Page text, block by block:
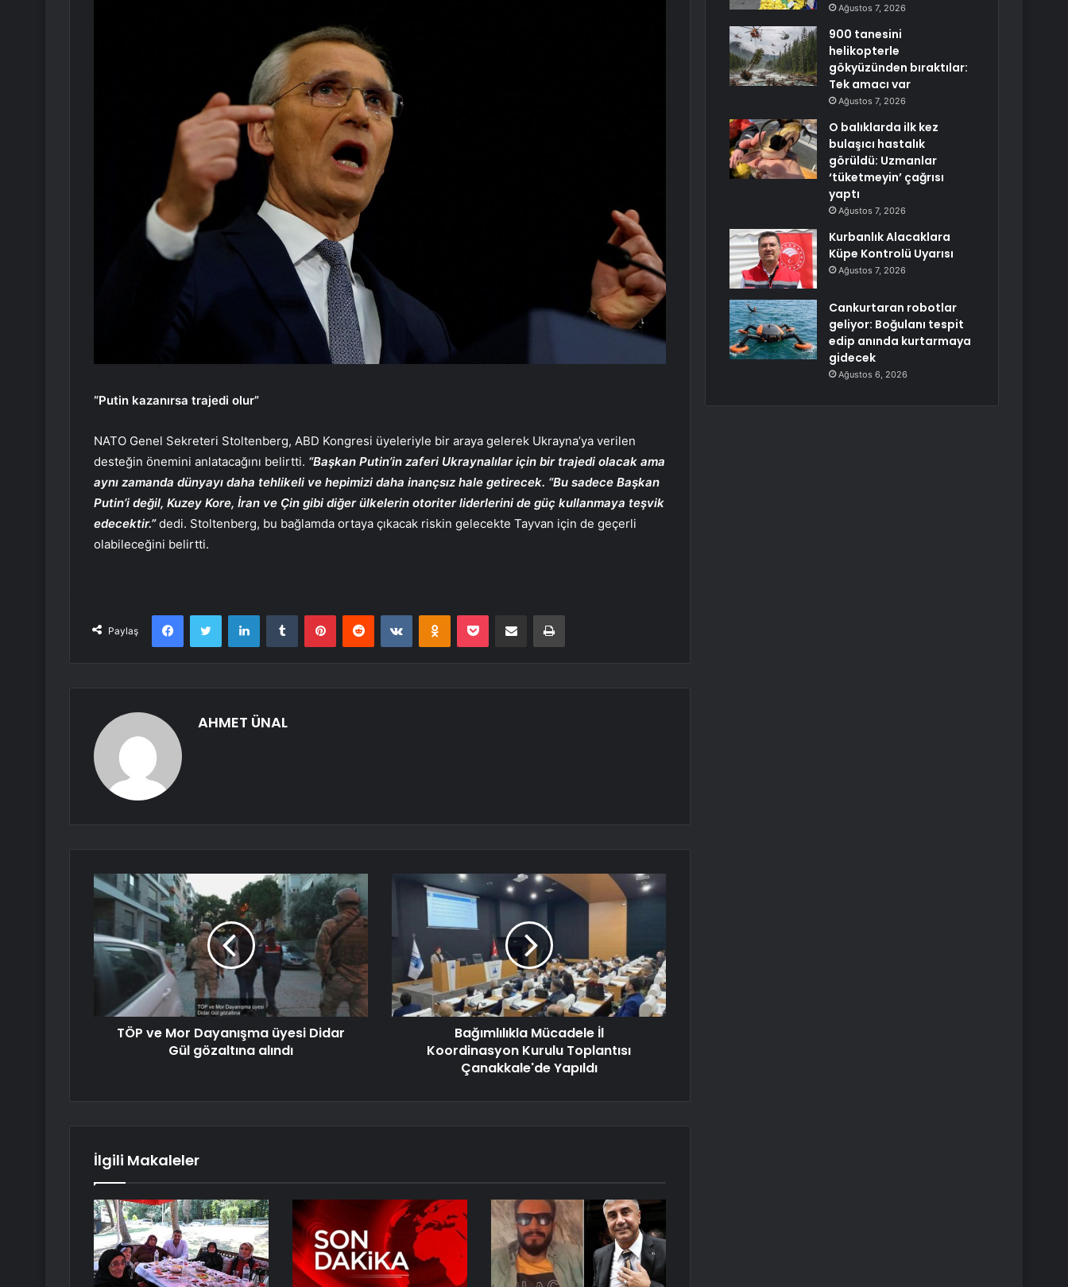
“Putin kazanırsa trajedi olur”
NATO Genel Sekreteri Stoltenberg, ABD Kongresi üyeleriyle bir araya gelerek Ukrayna’ya verilen
desteğin önemini anlatacağını belirtti. “Başkan Putin’in zaferi Ukraynalılar için bir trajedi olacak ama
aynı zamanda dünyayı daha tehlikeli ve hepimizi daha inançsız hale getirecek. “Bu sadece Başkan
Putin’i değil, Kuzey Kore, İran ve Çin gibi diğer ülkelerin otoriter liderlerini de güç kullanmaya teşvik
edecektir.”dedi. Stoltenberg, bu bağlamda ortaya çıkacak riskin gelecekte Tayvan için de geçerli
olabileceğini belirtti.
Paylaş
FacebookTwitter LinkedInTumblr PinterestReddit VKontakteOdnoklassniki
Pocket E-Posta ile paylaş Yazdır
AHMET ÜNAL
TÖP ve Mor Dayanışma üyesi Didar
Gül gözaltına alındı
Bağımlılıkla Mücadele İl
Koordinasyon Kurulu Toplantısı
Çanakkale'de Yapıldı
İlgili Makaleler
Ağustos 7, 2026
900 tanesini
helikopterle
gökyüzünden bıraktılar:
Tek amacı var
Ağustos 7, 2026
O balıklarda ilk kez
bulaşıcı hastalık
görüldü: Uzmanlar
‘tüketmeyin’ çağrısı
yaptı
Ağustos 7, 2026
Kurbanlık Alacaklara
Küpe Kontrolü Uyarısı
Ağustos 7, 2026
Cankurtaran robotlar
geliyor: Boğulanı tespit
edip anında kurtarmaya
gidecek
Ağustos 6, 2026